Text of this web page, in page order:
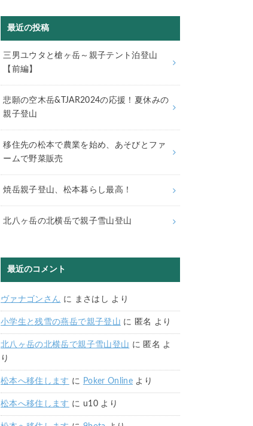
最近の投稿
三男ユウタと槍ヶ岳～親子テント泊登山
【前編】
悲願の空木岳&TJAR2024の応援！夏休みの
親子登山
移住先の松本で農業を始め、あそびとファ
ームで野菜販売
焼岳親子登山、松本暮らし最高！
北八ヶ岳の北横岳で親子雪山登山
最近のコメント
ヴァナゴンさん に まさはし より
小学生と残雪の燕岳で親子登山 に 匿名 より
北八ヶ岳の北横岳で親子雪山登山 に 匿名 よ
り
松本へ移住します に Poker Online より
松本へ移住します に u10より